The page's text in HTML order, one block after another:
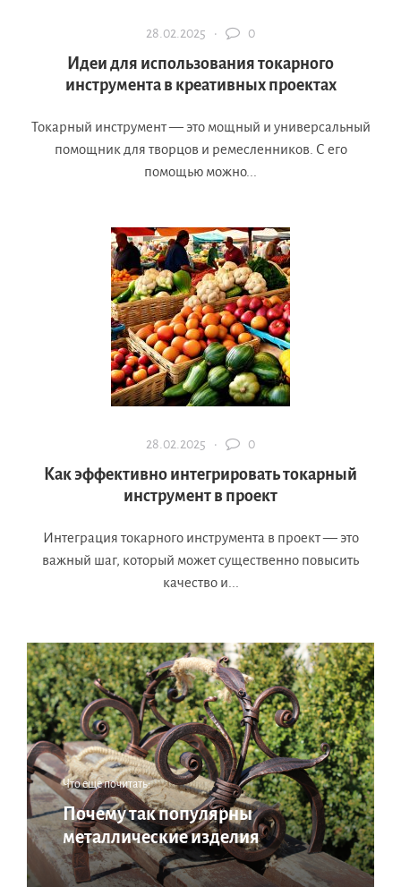
28.02.2025 · 0
Идеи для использования токарного
инструмента в креативных проектах
Токарный инструмент — это мощный и универсальный
помощник для творцов и ремесленников. С его
помощью можно...
28.02.2025 · 0
Как эффективно интегрировать токарный
инструмент в проект
Интеграция токарного инструмента в проект — это
важный шаг, который может существенно повысить
качество и...
Что еще почитать:
Почему так популярны
металлические изделия